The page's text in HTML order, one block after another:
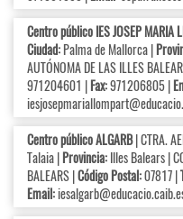
Centro público IES JOSEP MARIA
Ciudad:Palma de Mallorca |
AUTÓNOMA DE LAS ILLES
971204601 |Fax:971206805 |
Centro público ALGARB| CTRA.
Talaia |Provincia:Illes Balears |
BALEARS |Código Postal:07817 |
Email: